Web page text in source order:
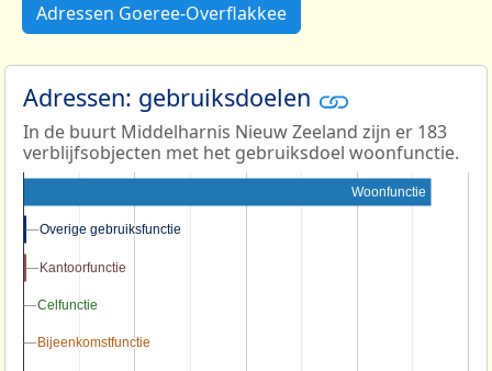
Adressen Goeree-Overflakkee
Adressen: gebruiksdoelen
In de buurt Middelharnis Nieuw Zeeland zijn er 183
verblijfsobjecten met het gebruiksdoel woonfunctie.
Woonfunctie
Overige gebruiksfunctie
Overige gebruiksfunctie
Kantoorfunctie
Kantoorfunctie
Celfunctie
Celfunctie
Bijeenkomstfunctie
Bijeenkomstfunctie